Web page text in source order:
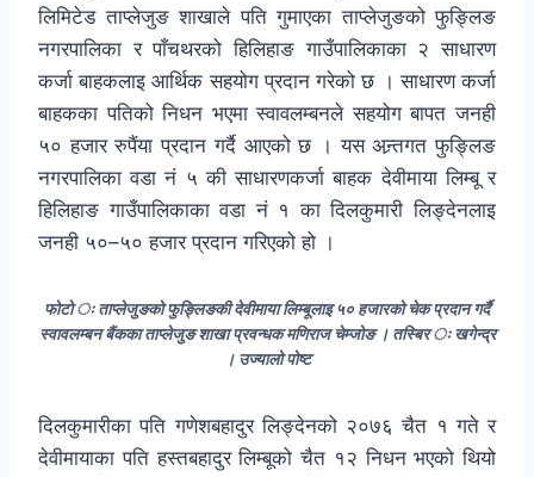
लिमिटेड ताप्लेजुङ शाखाले पति गुमाएका ताप्लेजुङको फुङ्लिङ
नगरपालिका र पाँचथरको हिलिहाङ गाउँपालिकाका २ साधारण
कर्जा बाहकलाइ आर्थिक सहयोग प्रदान गरेको छ । साधारण कर्जा
बाहकका पतिको निधन भएमा स्वावलम्बनले सहयोग बापत जनही
५० हजार रुपैंया प्रदान गर्दै आएको छ । यस अन्र्तगत फुङ्लिङ
नगरपालिका वडा नं ५ की साधारणकर्जा बाहक देवीमाया लिम्बू र
हिलिहाङ गाउँपालिकाका वडा नं १ का दिलकुमारी लिङ्देनलाइ
जनही ५०–५० हजार प्रदान गरिएको हो ।
फोटो ः ताप्लेजुङको फुङ्लिङकी देवीमाया लिम्बूलाइ ५० हजारको चेक प्रदान गर्दै
स्वावलम्बन बैंकका ताप्लेजुङ शाखा प्रवन्धक मणिराज चेम्जोङ । तस्बिर ः खगेन्द्र
। उज्यालो पोष्ट
दिलकुमारीका पति गणेशबहादुर लिङ्देनको २०७६ चैत १ गते र
देवीमायाका पति हस्तबहादुर लिम्बूको चैत १२ निधन भएको थियो